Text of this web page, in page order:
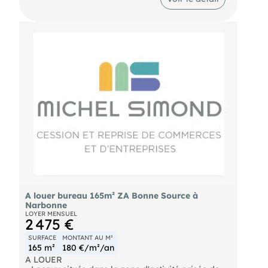
A louer bureau 165m² ZA Bonne Source à
Narbonne
LOYER MENSUEL
2 475 €
SURFACE
165 m²
MONTANT AU M²
180 €/m²/an
A LOUER